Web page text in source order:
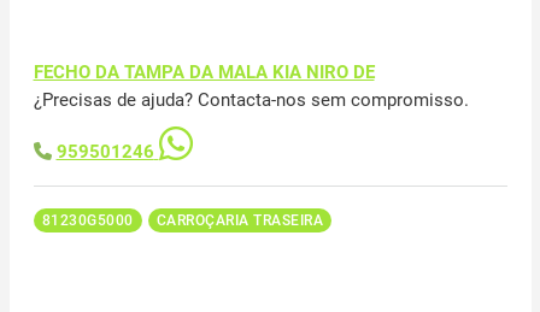
FECHO DA TAMPA DA MALA KIA NIRO DE
¿Precisas de ajuda? Contacta-nos sem compromisso.
959501246
81230G5000 CARROÇARIA TRASEIRA